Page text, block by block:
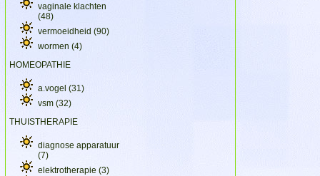
vaginale klachten
(48)
vermoeidheid (90)
wormen (4)
HOMEOPATHIE
a.vogel (31)
vsm (32)
THUISTHERAPIE
diagnose apparatuur
(7)
elektrotherapie (3)